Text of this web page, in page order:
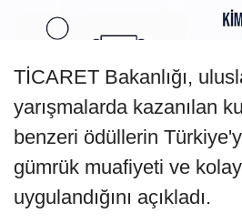
TİCARET Bakanlığı,
yarışmalarda kazanılan
benzeri ödüllerin
gümrük muafiyeti ve
uygulandığını açıkladı.